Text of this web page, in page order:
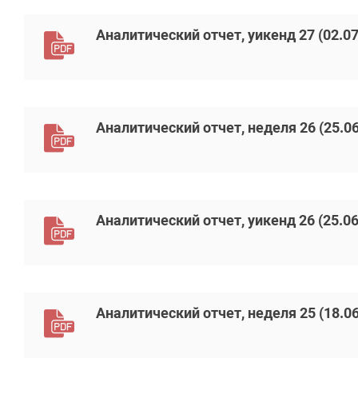
Аналитический отчет, уикенд 27
Аналитический отчет, неделя 26
Аналитический отчет, уикенд 26
Аналитический отчет, неделя 25